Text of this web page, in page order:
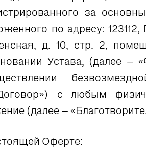
за
по адресу:
д. 10, стр. 2,
Устава, (далее –
с любым
(далее –
Оферте: